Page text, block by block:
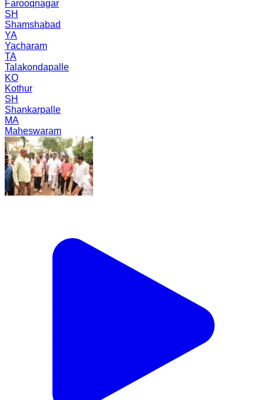
Farooqnagar
SH
Shamshabad
YA
Yacharam
TA
Talakondapalle
KO
Kothur
SH
Shankarpalle
MA
Maheswaram